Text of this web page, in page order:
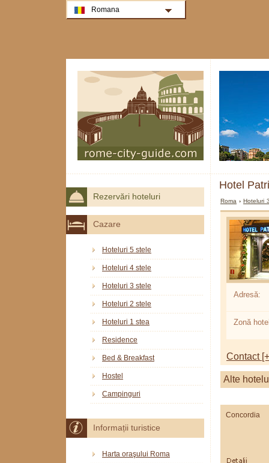
Hotel
Roma ›Hoteluri
Adresă:
Zonă
Contact
Alte
Concordia
Rezervări hoteluri
Cazare
Hoteluri 5 stele
Hoteluri 4 stele
Hoteluri 3 stele
Hoteluri 2 stele
Hoteluri 1 stea
Residence
Bed & Breakfast
Hostel
Campinguri
Informații turistice
Harta oraşului Roma
Romana